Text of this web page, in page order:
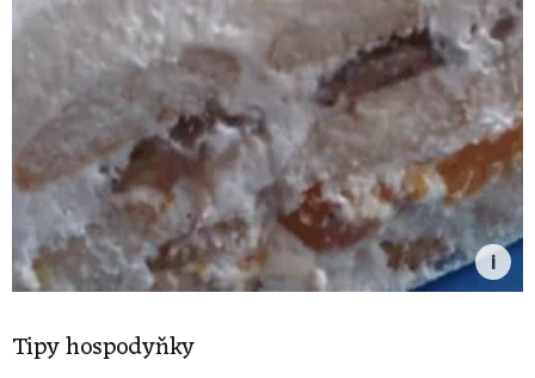
Tipy hospodyňky